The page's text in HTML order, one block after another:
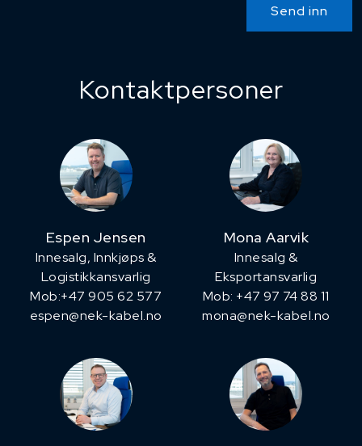
Send inn
Kontaktpersoner
Espen Jensen
Innesalg, ​Innkjøps &
Logistikkansvarlig
Mob:+47 905 62 577
espen@nek-kabel.no
Mona Aarvik
Innesalg &
Eksportansvarlig
Mob: +47 97 74 88 11
mona@nek-kabel.no